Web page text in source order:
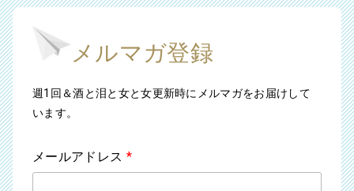
メルマガ登録
週1回＆酒と泪と女と女更新時にメルマガをお届けして
います。
メールアドレス *